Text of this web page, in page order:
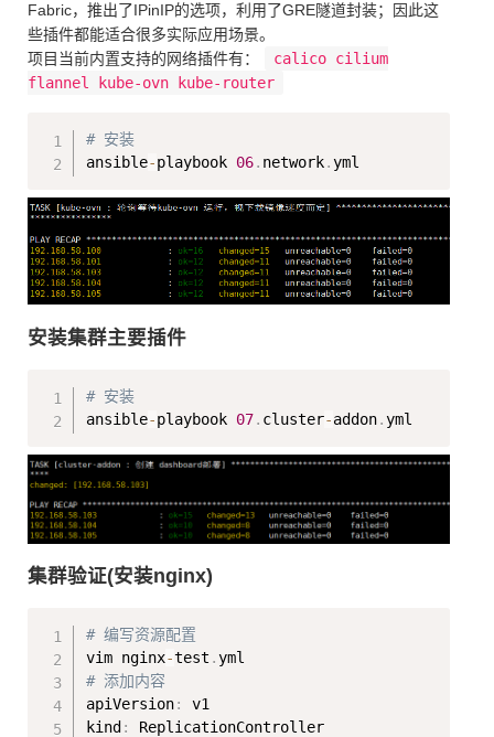
Fabric，推出了IPinIP的选项，利用了GRE隧道封装；因此这
些插件都能适合很多实际应用场景。
项目当前内置支持的网络插件有：
calico cilium
flannel kube-ovn kube-router
# 安装
ansible-playbook 06. network.
安装集群主要插件
# 安装
ansible-playbook 07. cluster-addon.
集群验证(安装nginx)
# 编写资源配置
vim nginx-test .
# 添加内容
apiVersion:
v1
kind : ReplicationController